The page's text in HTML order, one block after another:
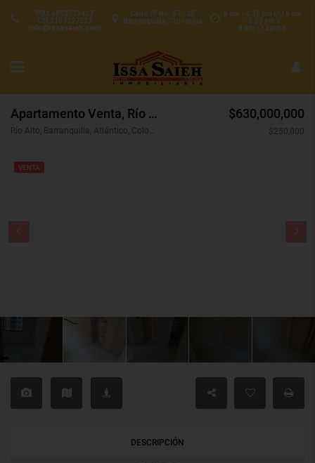
8 am - 4:30 pm L-J 8 am
- 5:00 pm V
8 am - 12 pm S
Calle 70 No. 57 - 25
Barranquilla, Colombia
PBX 6053533427
CEL3157227537
info@issasaieh.com
Apartamento Venta, Río Alto, Barranquilla (31512v)
Río Alto, Barranquilla, Atlántico, Colombia
$630,000,000
$250,000
VENTA
DESCRIPCIÓN